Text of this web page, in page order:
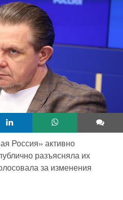
Россия» активно
разъясняла их
за изменения